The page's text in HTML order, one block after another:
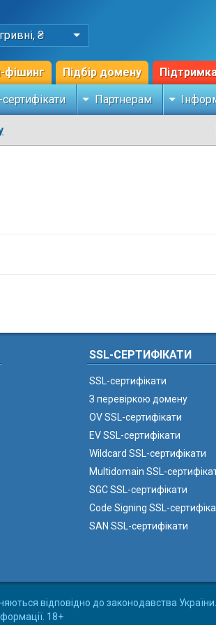
гривні, ₴
фішинг Підбір домену
Партнерам
SSL-СЕРТИФІКАТИ
SSL-сертифікати
З перевіркою домену
OV SSL-сертифікати
EV SSL-сертифікати
Wildcard SSL-сертифікати
Multidomain SSL-
SGC SSL-сертифікати
Code Signing SSL-
SAN SSL-сертифікати
відповідно до законодавства
18+